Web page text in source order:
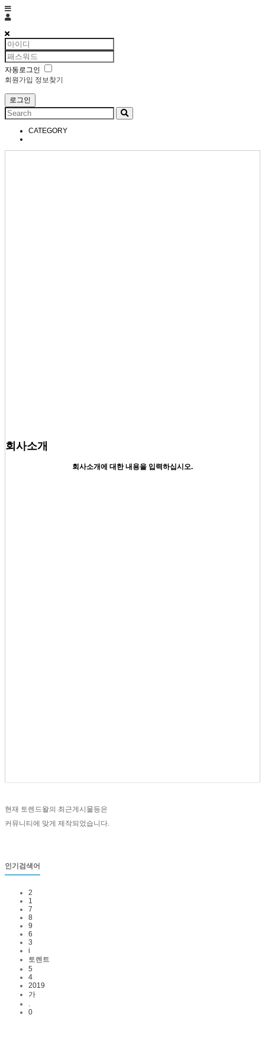
자동로그인
회원가입 정보찾기
CATEGORY
회사소개
회사소개에 대한 내용을 입력하십시오.
현재 토렌드왈의 최근게시물등은
커뮤니티에 맞게 제작되었습니다.
인기검색어
2
1
7
8
9
6
3
i
토렌트
5
4
2019
가
.
0